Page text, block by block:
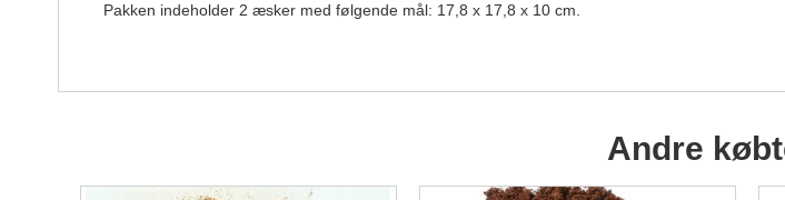
Pakken indeholder 2 æsker med følgende mål: 17,8 x 17,8 x 10 cm.
Andre